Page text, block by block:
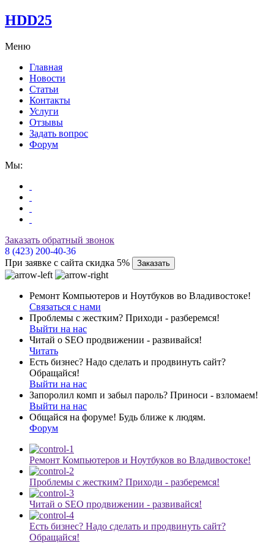
HDD25
Меню
Главная
Новости
Статьи
Контакты
Услуги
Отзывы
Задать вопрос
Форум
Мы:
Заказать обратный звонок
8 (423) 200-40-36
При заявке с сайта скидка 5%
Заказать
Ремонт Компьютеров и Ноутбуков во Владивостоке!
Связаться с нами
Проблемы с жестким? Приходи - разберемся!
Выйти на нас
Читай о SEO продвижении - развивайся!
Читать
Есть бизнес? Надо сделать и продвинуть сайт?
Обращайся!
Выйти на нас
Запоролил комп и забыл пароль? Приноси - взломаем!
Выйти на нас
Общайся на форуме! Будь ближе к людям.
Форум
Ремонт Компьютеров и Ноутбуков во Владивостоке!
Проблемы с жестким? Приходи - разберемся!
Читай о SEO продвижении - развивайся!
Есть бизнес? Надо сделать и продвинуть сайт?
Обращайся!